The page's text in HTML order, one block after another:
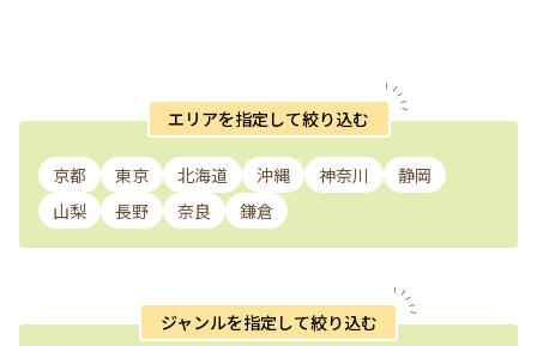
エリアを指定して絞り込む
京都 東京 北海道 沖縄 神奈川
静岡
山梨
長野 奈良 鎌倉
ジャンルを指定して絞り込む